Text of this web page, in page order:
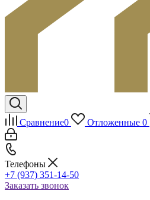
Сравнение0 Отложенные 0
Телефоны
+7 (937) 351-14-50
Заказать звонок